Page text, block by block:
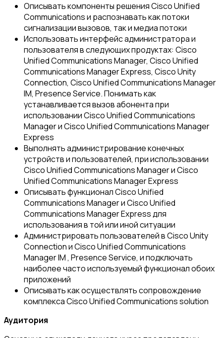
Описывать компоненты решения Cisco Unified
Communications и распознавать как потоки
сигнализации вызовов, так и медиа потоки
Использовать интерфейс администратора и
пользователя в следующих продуктах: Cisco
Unified Communications Manager, Cisco Unified
Communications Manager Express, Cisco Unity
Connection, Cisco Unified Communications Manager
IM, Presence Service. Понимать как
устанавливается вызов абонента при
использовании Cisco Unified Communications
Manager и Cisco Unified Communications Manager
Express
Выполнять администрирование конечных
устройств и пользователей, при использовании
Cisco Unified Communications Manager и Cisco
Unified Communications Manager Express
Описывать функционал Cisco Unified
Communications Manager и Cisco Unified
Communications Manager Express для
использования в той или иной ситуации
Администрировать пользователей в Cisco Unity
Connection и Cisco Unified Communications
Manager IM , Presence Service, и подключать
наиболее часто используемый функционал обоих
приложений
Описывать как осуществлять сопровождение
комплекса Cisco Unified Communications solution
Аудитория